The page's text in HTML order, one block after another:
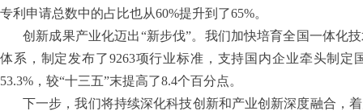
专利申请总数中的占比也从60%提升到了65%。
创新成果产业化迈出“新步伐”。我们加快培育全国一体化
体系，制定发布了9263项行业标准，支持国内企业牵头制
53.3%，较“十三五”末提高了8.4个百分点。
下一步，我们将持续深化科技创新和产业创新深度融合，